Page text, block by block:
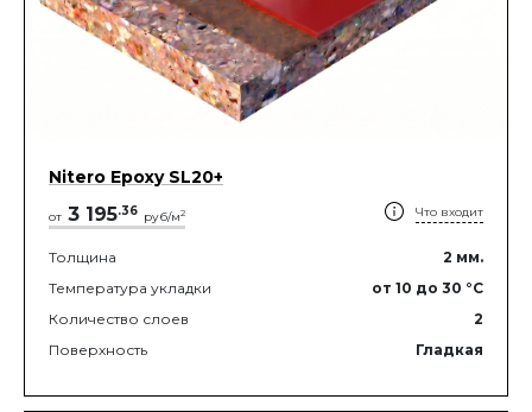
Nitero Epoxy SL20+
от 3 195.36 руб/м2 Что входит
Толщина 2 мм.
Температура укладки
от 10 до 30 °C
Количество слоев
2
Поверхность
Гладкая